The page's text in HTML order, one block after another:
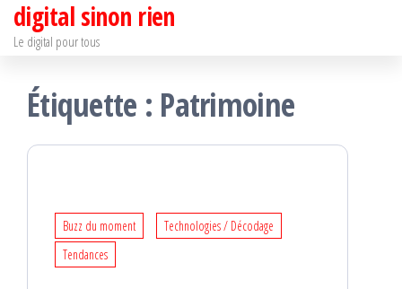
Passer
digital sinon rien
Le digital pour tous
Étiquette : Patrimoine
Buzz du moment
Technologies / Décodage
Tendances